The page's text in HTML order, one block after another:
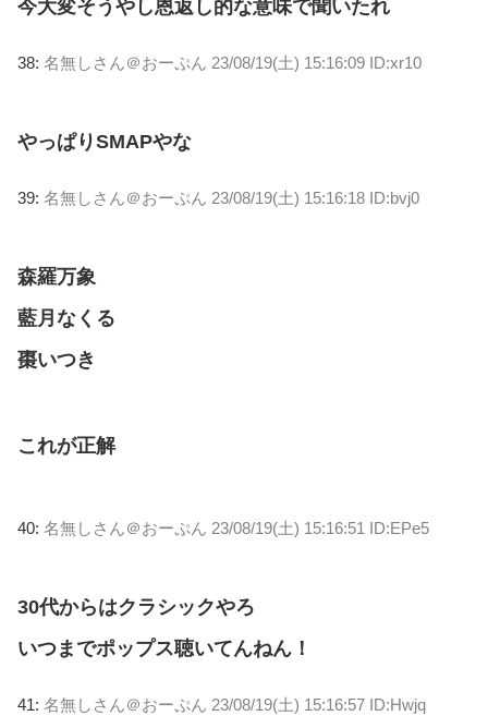
今大変そうやし恩返し的な意味で聞いたれ
38: 名無しさん＠おーぷん 23/08/19(土) 15:16:09 ID:xr10
やっぱりSMAPやな
39: 名無しさん＠おーぷん 23/08/19(土) 15:16:18 ID:bvj0
森羅万象
藍月なくる
棗いつき
これが正解
40: 名無しさん＠おーぷん 23/08/19(土) 15:16:51 ID:EPe5
30代からはクラシックやろ
いつまでポップス聴いてんねん！
41: 名無しさん＠おーぷん 23/08/19(土) 15:16:57 ID:Hwjq